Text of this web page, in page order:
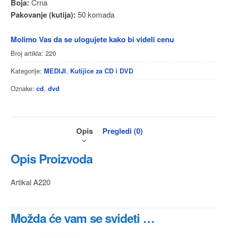
Boja: Crna
Pakovanje (kutija): 50 komada
Molimo Vas da se ulogujete kako bi videli cenu
Broj artikla: 220
Kategorije: MEDIJI, Kutijice za CD i DVD
Oznake: cd, dvd
Opis Pregledi (0)
Opis Proizvoda
Artikal A220
Možda će vam se svideti …